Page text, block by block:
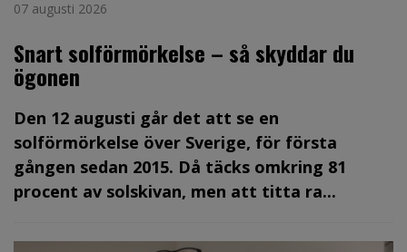
07 augusti 2026
Snart solförmörkelse – så skyddar du
ögonen
Den 12 augusti går det att se en
solförmörkelse över Sverige, för första
gången sedan 2015. Då täcks omkring 81
procent av solskivan, men att titta ra...